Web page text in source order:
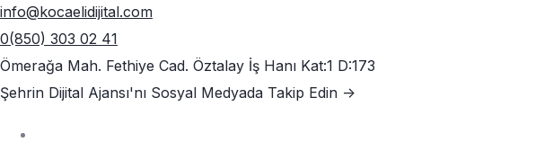
info@kocaelidijital.com
0(850) 303 02 41
Ömerağa Mah. Fethiye Cad. Öztalay İş Hanı Kat:1 D:173
Şehrin Dijital Ajansı'nı Sosyal Medyada Takip Edin ->